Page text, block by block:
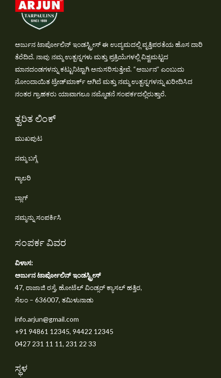
ಅರ್ಜುನ ಟಾರ್ಪೋಲಿನ್ ಇಂಡಸ್ಟ್ರೀಸ್ ಈ ಉದ್ಯಮದಲ್ಲಿ ವೃತ್ತಿಪರತೆಯ ಹೊಸ ದಾರಿ
ತೆರೆದಿದೆ. ನಾವು ನಮ್ಮ ಉತ್ಪನ್ನಗಳು ಮತ್ತು ಪ್ರಕ್ರಿಯೆಗಳಲ್ಲಿ ವಿಶ್ವಮಟ್ಟದ
ಮಾನದಂಡಗಳನ್ನು ಕಟ್ಟುನಿಟ್ಟಾಗಿ ಅನುಸರಿಸುತ್ತೇವೆ. “ಅರ್ಜುನ” ಎಂಬುದು
ನೋಂದಾಯಿತ ಟ್ರೇಡ್‌ಮಾರ್ಕ್ ಆಗಿದೆ ಮತ್ತು ನಮ್ಮ ಉತ್ಪನ್ನಗಳನ್ನು ಖರೀದಿಸಿದ
ನಂತರ ಗ್ರಾಹಕರು ಯಾವಾಗಲೂ ನಮ್ಮೊಡನೆ ಸಂಪರ್ಕದಲ್ಲಿರುತ್ತಾರೆ.
ತ್ವರಿತ ಲಿಂಕ್
ಮುಖಪುಟ
ನಮ್ಮ ಬಗ್ಗೆ
ಗ್ಯಾಲರಿ
ಬ್ಲಾಗ್
ನಮ್ಮನ್ನು ಸಂಪರ್ಕಿಸಿ
ಸಂಪರ್ಕ ವಿವರ
ವಿಳಾಸ:
ಅರ್ಜುನ ಟಾರ್ಪೋಲಿನ್ ಇಂಡಸ್ಟ್ರೀಸ್
47, ರಾಜಾಜಿ ರಸ್ತೆ, ಹೋಟೆಲ್ ವಿಂಡ್ಸರ್ ಕ್ಯಾಸಲ್ ಹತ್ತಿರ,
ಸೆಲಂ – 636007, ತಮಿಳುನಾಡು
info.arjun@gmail.com
+91 94861 12345, 94422 12345
0427 231 11 11, 231 22 33
ಸ್ಥಳ